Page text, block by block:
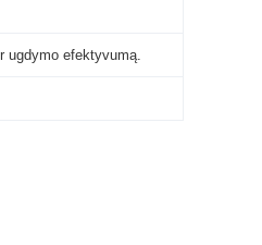
ugdymo efektyvumą.